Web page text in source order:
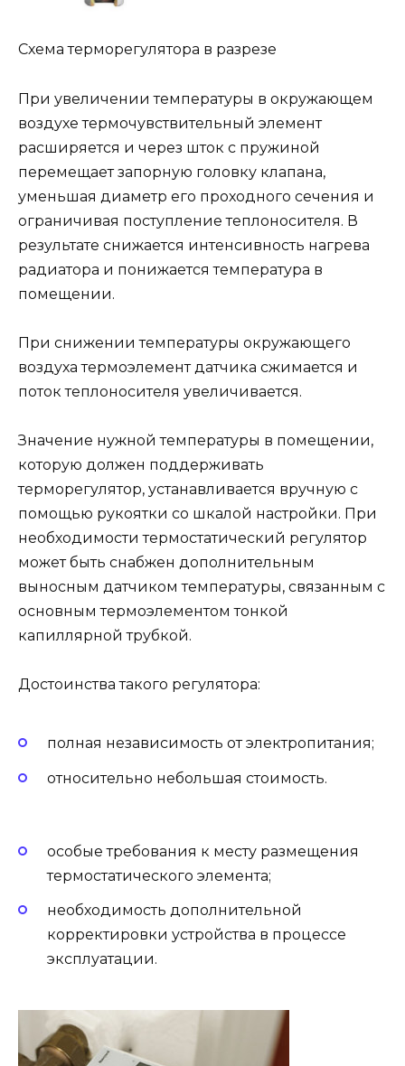
Схема терморегулятора в разрезе
При увеличении температуры в окружающем
воздухе термочувствительный элемент
расширяется и через шток с пружиной
перемещает запорную головку клапана,
уменьшая диаметр его проходного сечения и
ограничивая поступление теплоносителя. В
результате снижается интенсивность нагрева
радиатора и понижается температура в
помещении.
При снижении температуры окружающего
воздуха термоэлемент датчика сжимается и
поток теплоносителя увеличивается.
Значение нужной температуры в помещении,
которую должен поддерживать
терморегулятор, устанавливается вручную с
помощью рукоятки со шкалой настройки. При
необходимости термостатический регулятор
может быть снабжен дополнительным
выносным датчиком температуры, связанным с
основным термоэлементом тонкой
капиллярной трубкой.
Достоинства такого регулятора:
полная независимость от электропитания;
относительно небольшая стоимость.
особые требования к месту размещения
термостатического элемента;
необходимость дополнительной
корректировки устройства в процессе
эксплуатации.